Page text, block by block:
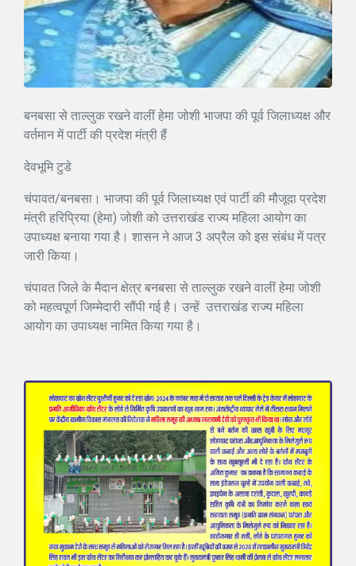
बनबसा से ताल्लुक रखने वालीं हेमा जोशी भाजपा की पूर्व जिलाध्यक्ष और
वर्तमान में पार्टी की प्रदेश मंत्री हैं
देवभूमि टुडे
चंपावत/बनबसा। भाजपा की पूर्व जिलाध्यक्ष एवं पार्टी की मौजूदा प्रदेश
मंत्री हरिप्रिया (हेमा) जोशी को उत्तराखंड राज्य महिला आयोग का
उपाध्यक्ष बनाया गया है। शासन ने आज 3 अप्रैल को इस संबंध में पत्र
जारी किया।
चंपावत जिले के मैदान क्षेत्र बनबसा से ताल्लुक रखने वालीं हेमा जोशी
को महत्वपूर्ण जिम्मेदारी सौंपी गई है। उन्हें उत्तराखंड राज्य महिला
आयोग का उपाध्यक्ष नामित किया गया है।